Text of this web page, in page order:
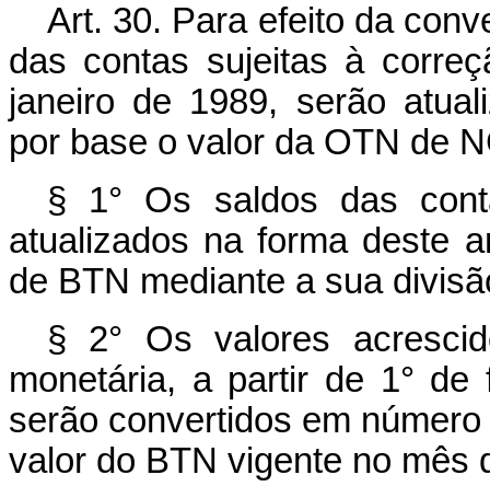
Art. 30. Para efeito da
das contas sujeitas à
janeiro de 1989, serão
por base o valor da OTN de
§ 1° Os saldos das
atualizados na forma deste
de BTN mediante a sua
§ 2° Os valores
monetária, a partir de 1°
serão convertidos em
valor do BTN vigente no mês